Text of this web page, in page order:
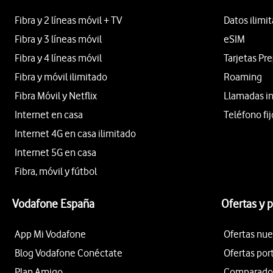
Fibra y 2 líneas móvil + TV
Fibra y 3 líneas móvil
Fibra y 4 líneas móvil
Fibra y móvil ilimitado
Fibra Móvil y Netflix
Internet en casa
Internet 4G en casa ilimitado
Internet 5G en casa
Fibra, móvil y fútbol
Datos
eSIM
Tarjetas
Roaming
Llamadas
Teléfono
Vodafone España
App Mi Vodafone
Blog Vodafone Conéctate
Ofertas y
Ofertas
Ofertas